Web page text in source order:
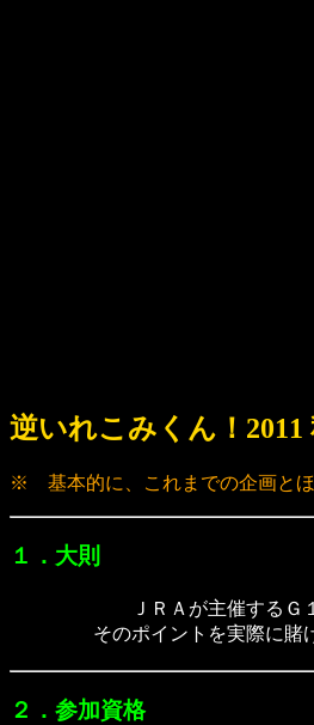
逆いれこみくん！2011
※ 基本的に、これまでの企画とほ
１．大則
ＪＲＡが主催するＧ１
そのポイントを実際に賭
２．参加資格